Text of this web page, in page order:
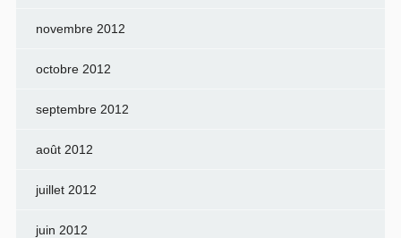
novembre 2012
octobre 2012
septembre 2012
août 2012
juillet 2012
juin 2012